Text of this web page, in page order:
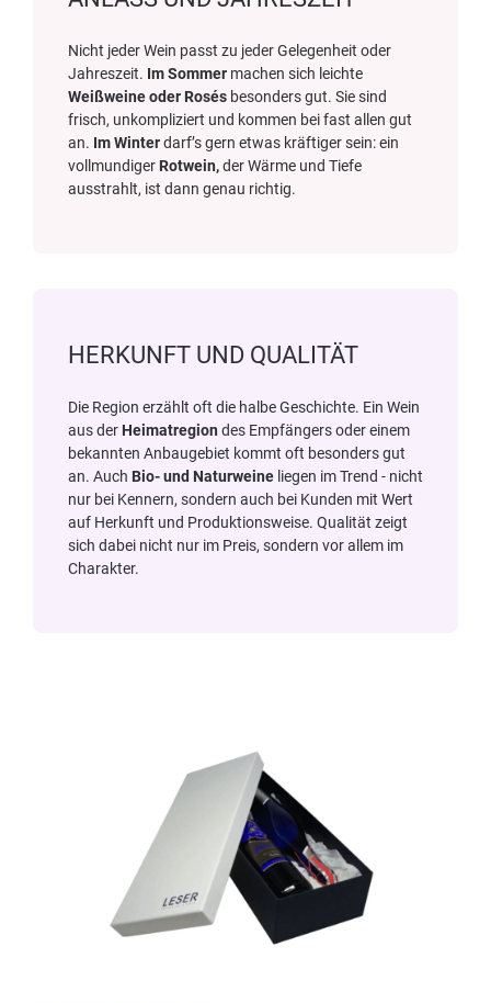
Nicht jeder Wein passt zu jeder Gelegenheit oder
Jahreszeit. Im Sommer machen sich leichte
Weißweine oder Rosés besonders gut. Sie sind
frisch, unkompliziert und kommen bei fast allen gut
an. Im Winterdarf’s gern etwas kräftiger sein: ein
vollmundiger Rotwein,der Wärme und Tiefe
ausstrahlt, ist dann genau richtig.
HERKUNFT UND QUALITÄT
Die Region erzählt oft die halbe Geschichte. Ein Wein
aus der Heimatregion des Empfängers oder einem
bekannten Anbaugebiet kommt oft besonders gut
an. Auch Bio- und Naturweine liegen im Trend - nicht
nur bei Kennern, sondern auch bei Kunden mit Wert
auf Herkunft und Produktionsweise. Qualität zeigt
sich dabei nicht nur im Preis, sondern vor allem im
Charakter.